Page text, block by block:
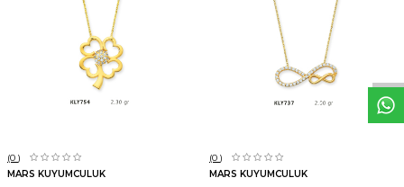
(0 )
MARS KUYUMCULUK
(0 )
MARS KUYUMCULUK